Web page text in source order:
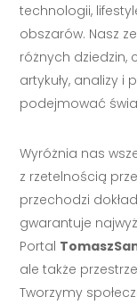
technologii,
obszarów. Nasz
różnych dziedzin,
artykuły, analizy
podejmować
Wyróżnia nas
z rzetelnością
przechodzi
gwarantuje
Portal
ale także
Tworzymy